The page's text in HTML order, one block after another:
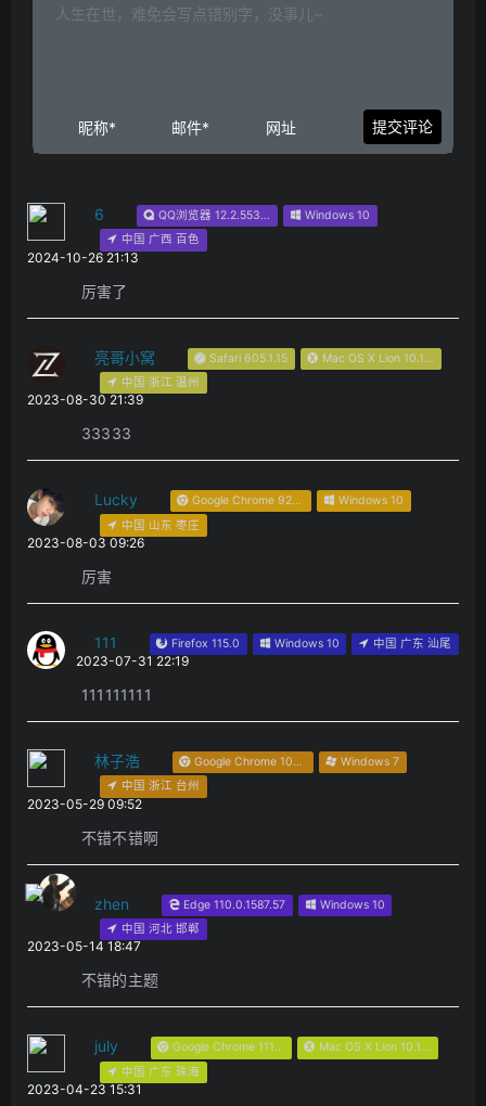
6 QQ浏览器 12.2.5536.400
Windows 10
中国 广西 百色
2024-10-26 21:13
厉害了
亮哥小窝 Safari 605.1.15
Mac OS X Lion 10.15.7
中国 浙江 温州
2023-08-30 21:39
33333
Lucky Google Chrome 92.0.4515.131
Windows 10
中国 山东 枣庄
2023-08-03 09:26
厉害
111 Firefox 115.0 Windows 10 中国 广东 汕尾
2023-07-31 22:19
111111111
林子浩 Google Chrome 101.0.4951.64
Windows 7
中国 浙江 台州
2023-05-29 09:52
不错不错啊
zhen Edge 110.0.1587.57
Windows 10
中国 河北 邯郸
2023-05-14 18:47
不错的主题
july Google Chrome 111.0.0.0
Mac OS X Lion 10.15.7
中国 广东 珠海
2023-04-23 15:31